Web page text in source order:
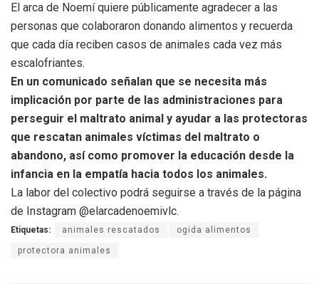
El arca de Noemí quiere públicamente agradecer a las
personas que colaboraron donando alimentos y recuerda
que cada día reciben casos de animales cada vez más
escalofriantes.
En un comunicado señalan que se necesita más
implicación por parte de las administraciones para
perseguir el maltrato animal y ayudar a las protectoras
que rescatan animales víctimas del maltrato o
abandono, así como promover la educación desde la
infancia en la empatía hacia todos los animales.
La labor del colectivo podrá seguirse a través de la página
de Instagram @elarcadenoemivlc.
Etiquetas: animales rescatados ogida alimentos
protectora animales